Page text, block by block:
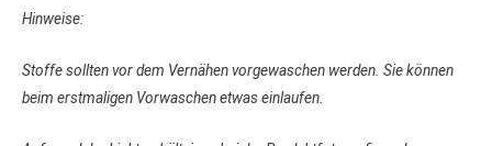
Hinweise:
Stoffe sollten vor dem Vernähen vorgewaschen werden. Sie können
beim erstmaligen Vorwaschen etwas einlaufen.